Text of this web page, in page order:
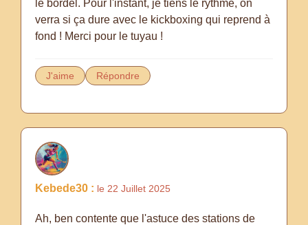
le bordel. Pour l'instant, je tiens le rythme, on
verra si ça dure avec le kickboxing qui reprend à
fond ! Merci pour le tuyau !
J'aime Répondre
Kebede30 : le 22 Juillet 2025
Ah, ben contente que l'astuce des stations de